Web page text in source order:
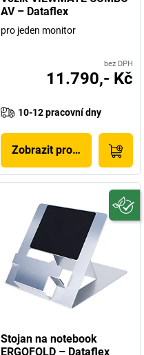
AV – Dataflex
pro jeden monitor
bez DPH
11.790,- Kč
10-12 pracovní dny
Zobrazit produkt
Stojan na notebook
ERGOFOLD – Dataflex